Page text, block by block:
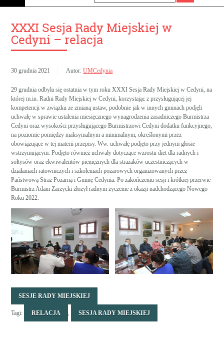
XXXI Sesja Rady Miejskiej w
Cedyni – relacja
30 grudnia 2021 Autor:UMCedynia
29 grudnia odbyła się ostatnia w tym roku XXXI Sesja Rady Miejskiej w Cedyni, na
której m.in. Radni Rady Miejskiej w Cedyni, korzystając z przysługującej jej
kompetencji w związku ze zmianą ustaw, podobnie jak w innych gminach podjęli
uchwałę w sprawie ustalenia miesięcznego wynagrodzenia zasadniczego Burmistrza
Cedyni oraz wysokości przysługującego Burmistrzowi Cedyni dodatku funkcyjnego,
na poziomie pomiędzy maksymalnym a minimalnym, określonymi przez
obowiązujące w tej materii przepisy. Ww. uchwałę podjęto przy jednym głosie
wstrzymującym. Podjęto również uchwały dotyczące wzrostu diet dla radnych i
sołtysów oraz ekwiwalentów pieniężnych dla strażaków uczestniczących w
działaniach ratowniczych i szkoleniach pożarowych organizowanych przez
Państwową Straż Pożarną i Gminę Cedynia. Po zakończeniu sesji i krótkiej przerwie
Burmistrz Adam Zarzycki złożył radnym życzenie z okazji nadchodzącego Nowego
Roku 2022.
SESJE RADY MIEJSKIEJ
Tagi: RELACJA SESJA RADY MIEJSKIEJ